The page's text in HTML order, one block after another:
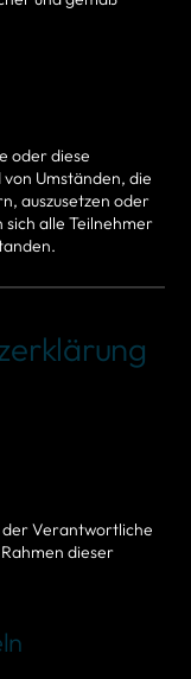
oder diese
Umständen, die
auszusetzen oder
alle Teilnehmer
der Verantwortliche
dieser